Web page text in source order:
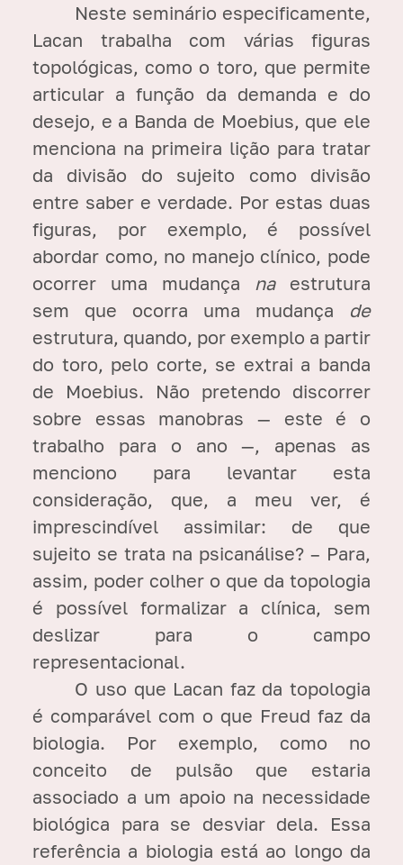
Neste seminário especificamente,
Lacan trabalha com várias figuras
topológicas, como o toro, que permite
articular a função da demanda e do
desejo, e a Banda de Moebius, que ele
menciona na primeira lição para tratar
da divisão do sujeito como divisão
entre saber e verdade. Por estas duas
figuras, por exemplo, é possível
abordar como, no manejo clínico, pode
ocorrer uma mudança naestrutura
sem que ocorra uma mudança de
estrutura, quando, por exemplo a partir
do toro, pelo corte, se extrai a banda
de Moebius. Não pretendo discorrer
sobre essas manobras — este é o
trabalho para o ano —, apenas as
menciono para levantar esta
consideração, que, a meu ver, é
imprescindível assimilar: de que
sujeito se trata na psicanálise? – Para,
assim, poder colher o que da topologia
é possível formalizar a clínica, sem
deslizar para o campo
representacional.
O uso que Lacan faz da topologia
é comparável com o que Freud faz da
biologia. Por exemplo, como no
conceito de pulsão que estaria
associado a um apoio na necessidade
biológica para se desviar dela. Essa
referência a biologia está ao longo da